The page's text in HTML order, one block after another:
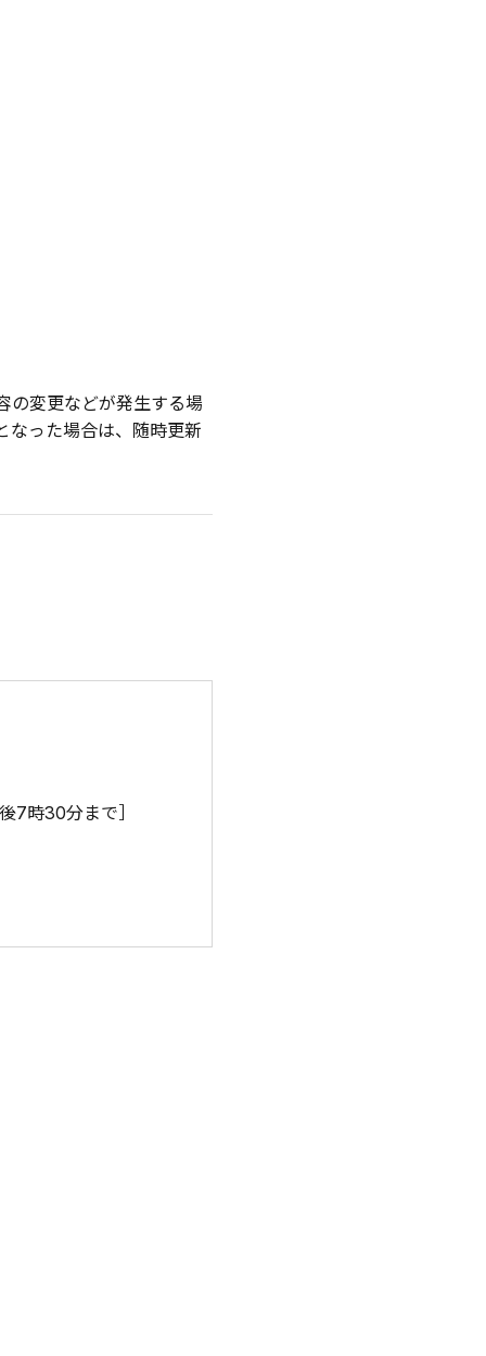
の変更などが発生する場
なった場合は、随時更新
7時30分まで］